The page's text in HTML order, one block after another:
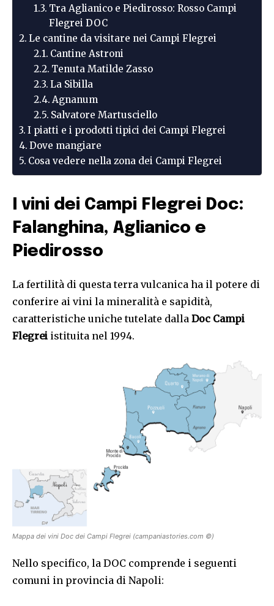
Tra Aglianico e Piedirosso: Rosso Campi
Flegrei DOC
Le cantine da visitare nei Campi Flegrei
Cantine Astroni
Tenuta Matilde Zasso
La Sibilla
Agnanum
Salvatore Martusciello
I piatti e i prodotti tipici dei Campi Flegrei
Dove mangiare
Cosa vedere nella zona dei Campi Flegrei
I vini dei Campi Flegrei Doc:
Falanghina, Aglianico e
Piedirosso
La fertilità di questa terra vulcanica ha il potere di
conferire ai vini la mineralità e sapidità,
caratteristiche uniche tutelate dalla Doc Campi
Flegrei istituita nel 1994.
Mappa dei vini Doc dei Campi Flegrei (campaniastories.com ©)
Nello specifico, la DOC comprende i seguenti
comuni in provincia di Napoli: